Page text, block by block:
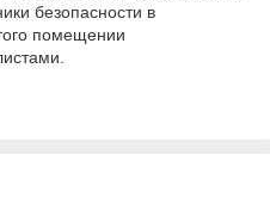
безопасности в
помещении